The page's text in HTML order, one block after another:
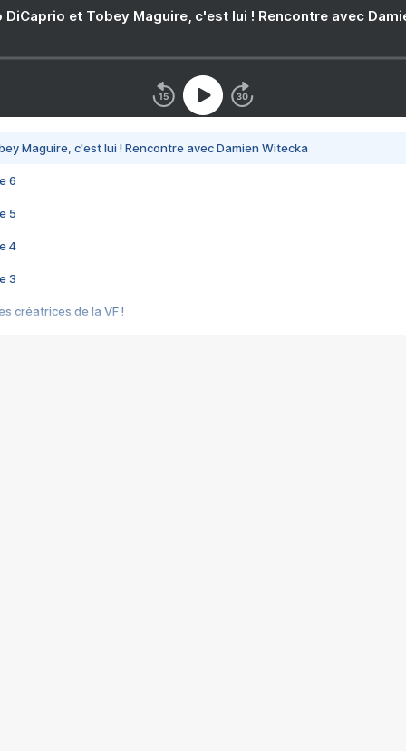
DiCaprio et Tobey Maguire, c'est lui ! Rencontre avec
Maguire, c'est lui ! Rencontre avec Damien Witecka
6
5
4
3
créatrices de la VF !